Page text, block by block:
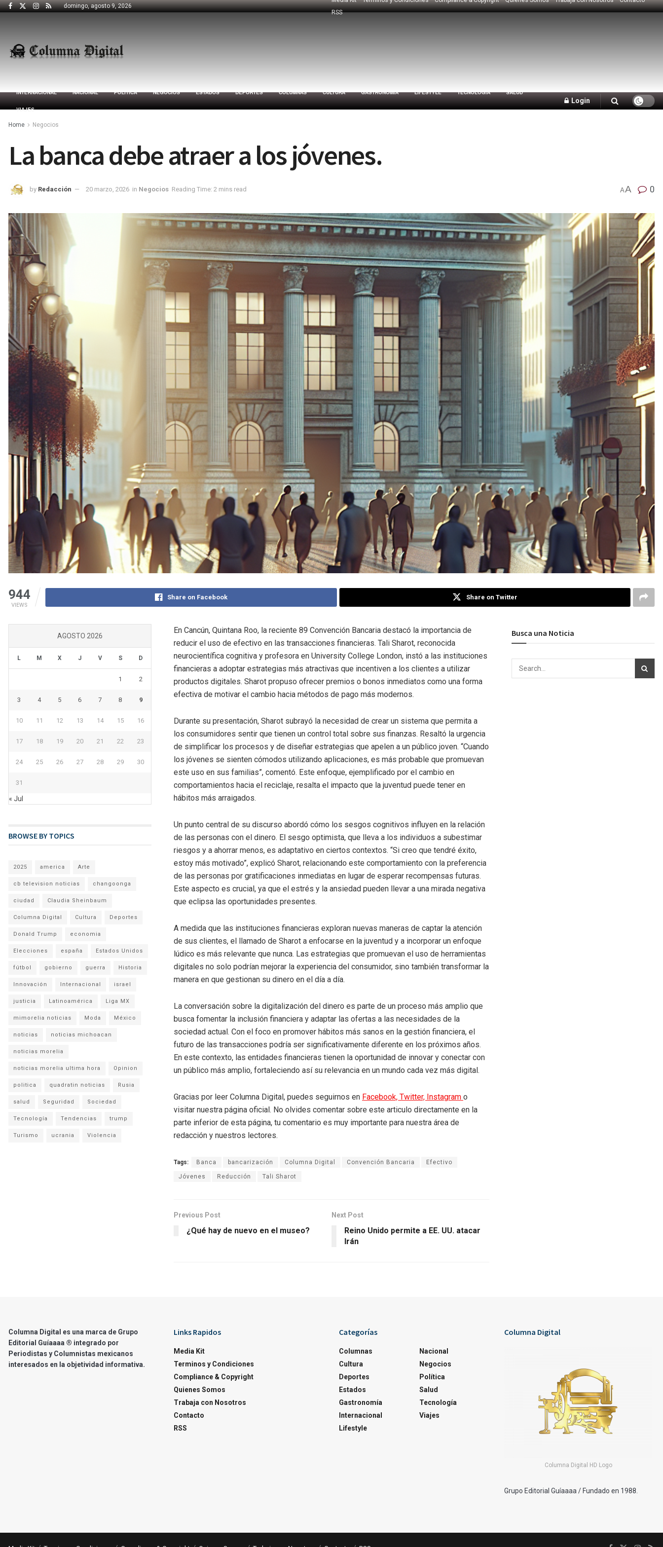
domingo, agosto 9, 2026
RSS
INTERNACIONAL NACIONAL POLÍTICA NEGOCIOS ESTADOS DEPORTES COLUMNAS CULTURA GASTRONOMÍA LIFESTYLE TECNOLOGÍA SALUD
VIAJES
Login
Home Negocios
La banca debe atraer a los jóvenes.
by Redacción 20 marzo, 2026 in Negocios Reading Time: 2 mins read AA 0
944
VIEWS
Share on Facebook Share on Twitter
En Cancún, Quintana Roo, la reciente 89 Convención Bancaria destacó la importancia de
reducir el uso de efectivo en las transacciones financieras. Tali Sharot, reconocida
neurocientífica cognitiva y profesora en University College London, instó a las instituciones
financieras a adoptar estrategias más atractivas que incentiven a los clientes a utilizar
productos digitales. Sharot propuso ofrecer premios o bonos inmediatos como una forma
efectiva de motivar el cambio hacia métodos de pago más modernos.
Durante su presentación, Sharot subrayó la necesidad de crear un sistema que permita a
los consumidores sentir que tienen un control total sobre sus finanzas. Resaltó la urgencia
de simplificar los procesos y de diseñar estrategias que apelen a un público joven. “Cuando
los jóvenes se sienten cómodos utilizando aplicaciones, es más probable que promuevan
este uso en sus familias”, comentó. Este enfoque, ejemplificado por el cambio en
comportamientos hacia el reciclaje, resalta el impacto que la juventud puede tener en
hábitos más arraigados.
Un punto central de su discurso abordó cómo los sesgos cognitivos influyen en la relación
de las personas con el dinero. El sesgo optimista, que lleva a los individuos a subestimar
riesgos y a ahorrar menos, es adaptativo en ciertos contextos. “Si creo que tendré éxito,
estoy más motivado”, explicó Sharot, relacionando este comportamiento con la preferencia
de las personas por gratificaciones inmediatas en lugar de esperar recompensas futuras.
Este aspecto es crucial, ya que el estrés y la ansiedad pueden llevar a una mirada negativa
que eclipsa las oportunidades presentes.
A medida que las instituciones financieras exploran nuevas maneras de captar la atención
de sus clientes, el llamado de Sharot a enfocarse en la juventud y a incorporar un enfoque
lúdico es más relevante que nunca. Las estrategias que promuevan el uso de herramientas
digitales no solo podrían mejorar la experiencia del consumidor, sino también transformar la
manera en que gestionan su dinero en el día a día.
La conversación sobre la digitalización del dinero es parte de un proceso más amplio que
busca fomentar la inclusión financiera y adaptar las ofertas a las necesidades de la
sociedad actual. Con el foco en promover hábitos más sanos en la gestión financiera, el
futuro de las transacciones podría ser significativamente diferente en los próximos años.
En este contexto, las entidades financieras tienen la oportunidad de innovar y conectar con
un público más amplio, fortaleciendo así su relevancia en un mundo cada vez más digital.
Gracias por leer Columna Digital, puedes seguirnos en Facebook, Twitter, Instagram o
visitar nuestra página oficial. No olvides comentar sobre este articulo directamente en la
parte inferior de esta página, tu comentario es muy importante para nuestra área de
redacción y nuestros lectores.
Tags: Banca bancarización Columna Digital Convención Bancaria Efectivo
Jóvenes Reducción Tali Sharot
Previous Post
¿Qué hay de nuevo en el museo?
Next Post
Reino Unido permite a EE. UU. atacar
Irán
AGOSTO 2026
L M X J V S D
1 2
3 4 5 6 7 8 9
10 11 12 13 14 15 16
17 18 19 20 21 22 23
24 25 26 27 28 29 30
31
« Jul
BROWSE BY TOPICS
2025 america Arte
cb television noticias changoonga
ciudad Claudia Sheinbaum
Columna Digital Cultura Deportes
Donald Trump economia
Elecciones españa Estados Unidos
fútbol gobierno guerra Historia
Innovación Internacional israel
justicia Latinoamérica Liga MX
mimorelia noticias Moda México
noticias noticias michoacan
noticias morelia
noticias morelia ultima hora Opinion
politica quadratin noticias Rusia
salud Seguridad Sociedad
Tecnología Tendencias trump
Turismo ucrania Violencia
Busca una Noticia
Columna Digital es una marca de Grupo
Editorial Guíaaaa ® integrado por
Periodistas y Columnistas mexicanos
interesados en la objetividad informativa.
Links Rapidos
Media Kit
Terminos y Condiciones
Compliance & Copyright
Quienes Somos
Trabaja con Nosotros
Contacto
RSS
Categorías
Columnas
Cultura
Deportes
Estados
Gastronomía
Internacional
Lifestyle
Nacional
Negocios
Política
Salud
Tecnología
Viajes
Columna Digital
Columna Digital HD Logo
Grupo Editorial Guíaaaa / Fundado en 1988.